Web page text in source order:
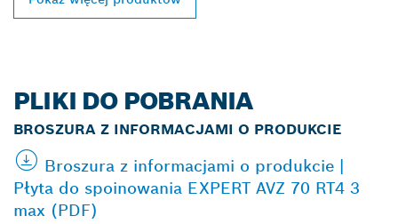
PLIKI DO POBRANIA
BROSZURA Z INFORMACJAMI O PRODUKCIE
Broszura z informacjami o produkcie |
Płyta do spoinowania EXPERT AVZ 70 RT4 3
max (PDF)